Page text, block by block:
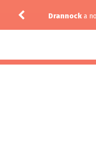
Drannocka noté13